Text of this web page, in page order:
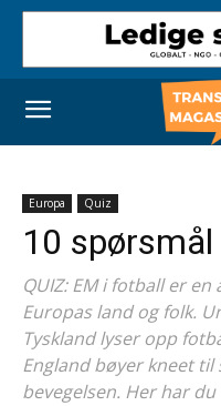
Europa Quiz
10
QUIZ: EM i fotball er
Europas land og folk.
Tyskland lyser opp
England bøyer kneet
bevegelsen. Her har